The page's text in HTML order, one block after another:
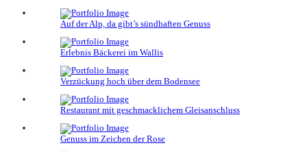
Auf der Alp, da gibt’s sündhaften Genuss
Erlebnis Bäckerei im Wallis
Verzückung hoch über dem Bodensee
Restaurant mit geschmacklichem Gleisanschluss
Genuss im Zeichen der Rose